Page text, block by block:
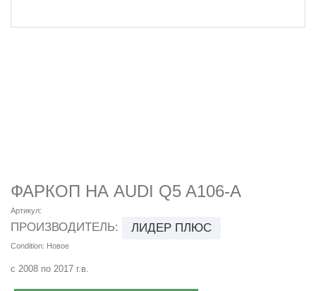
ФАРКОП НА AUDI Q5 A106-A
Артикул:
ПРОИЗВОДИТЕЛЬ: ЛИДЕР ПЛЮС
Condition: Новое
с 2008 по 2017 г.в.